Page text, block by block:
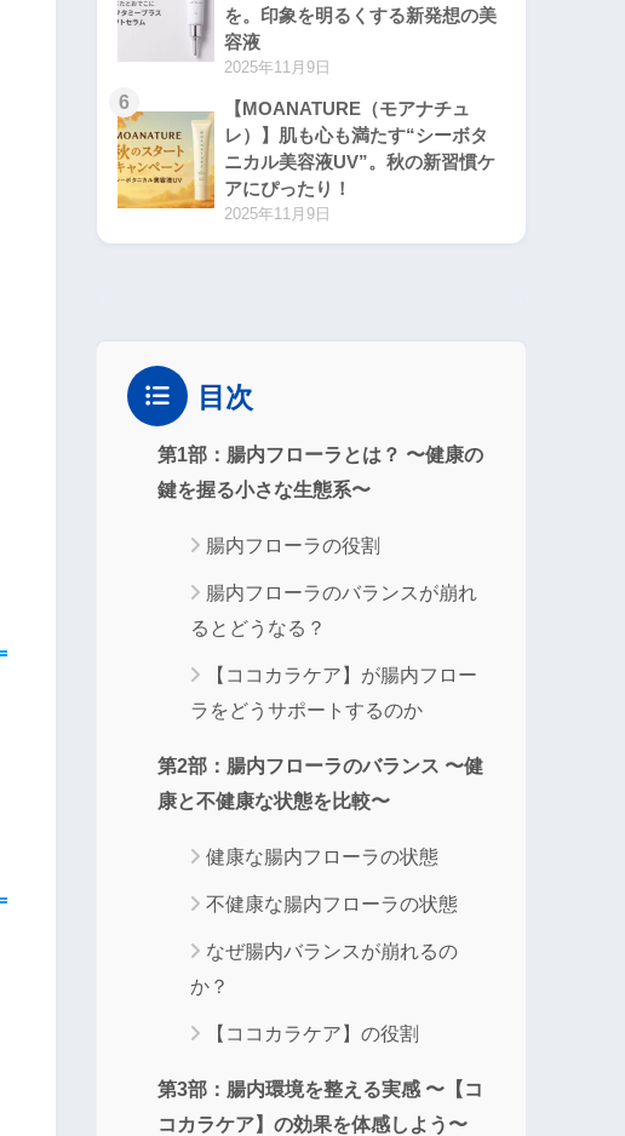
を。印象を明るくする新発想の美
容液
2025年11月9日
6
【MOANATURE（モアナチュ
レ）】肌も心も満たす“シーボタ
ニカル美容液UV”。秋の新習慣ケ
アにぴったり！
2025年11月9日
目次
第1部：腸内フローラとは？ 〜健康の
鍵を握る小さな生態系〜
腸内フローラの役割
腸内フローラのバランスが崩れ
るとどうなる？
【ココカラケア】が腸内フロー
ラをどうサポートするのか
第2部：腸内フローラのバランス 〜健
康と不健康な状態を比較〜
健康な腸内フローラの状態
不健康な腸内フローラの状態
なぜ腸内バランスが崩れるの
か？
【ココカラケア】の役割
第3部：腸内環境を整える実感 〜【コ
コカラケア】の効果を体感しよう〜